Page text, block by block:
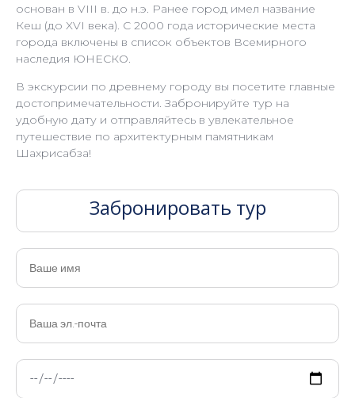
основан в VIII в. до н.э. Ранее город имел название
Кеш (до XVI века). С 2000 года исторические места
города включены в список объектов Всемирного
наследия ЮНЕСКО.
В экскурсии по древнему городу вы посетите главные
достопримечательности. Забронируйте тур на
удобную дату и отправляйтесь в увлекательное
путешествие по архитектурным памятникам
Шахрисабза!
Забронировать тур